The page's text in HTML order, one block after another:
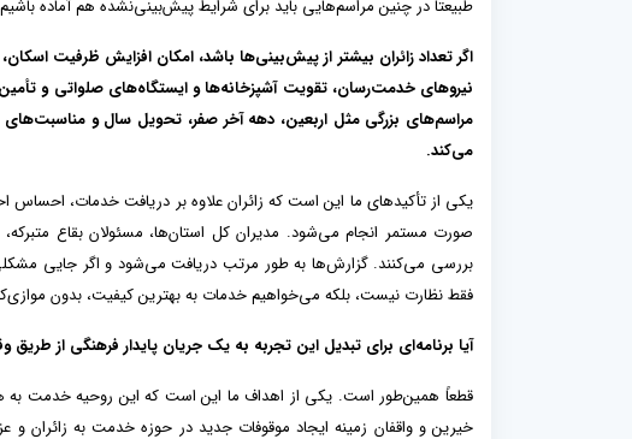
طبیعتاً در چنین مراسم‌هایی باید برای شرایط پیش‌بینی‌نشده هم آماده
اگر تعداد زائران بیشتر از پیش‌بینی‌ها باشد، امکان افزایش ظرفیت
نیروهای خدمت‌رسان، تقویت آشپزخانه‌ها و ایستگاه‌های صلواتی و تأمین
مراسم‌های بزرگی مثل اربعین، دهه آخر صفر، تحویل سال و
می‌کند.
یکی از تأکیدهای ما این است که زائران علاوه بر دریافت خدمات، احساس
صورت مستمر انجام می‌شود. مدیران کل استان‌ها، مسئولان بقاع
بررسی می‌کنند. گزارش‌ها به طور مرتب دریافت می‌شود و اگر جایی
فقط نظارت نیست، بلکه می‌خواهیم خدمات به بهترین کیفیت، بدون
آیا برنامه‌ای برای تبدیل این تجربه به یک جریان پایدار فرهنگی از
قطعاً همین‌طور است. یکی از اهداف ما این است که این روحیه خدمت به
خیرین و واقفان زمینه ایجاد موقوفات جدید در حوزه خدمت به زائران و